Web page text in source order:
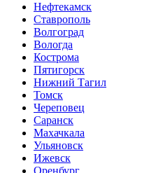
Нефтекамск
Ставрополь
Волгоград
Вологда
Кострома
Пятигорск
Нижний Тагил
Томск
Череповец
Саранск
Махачкала
Ульяновск
Ижевск
Оренбург